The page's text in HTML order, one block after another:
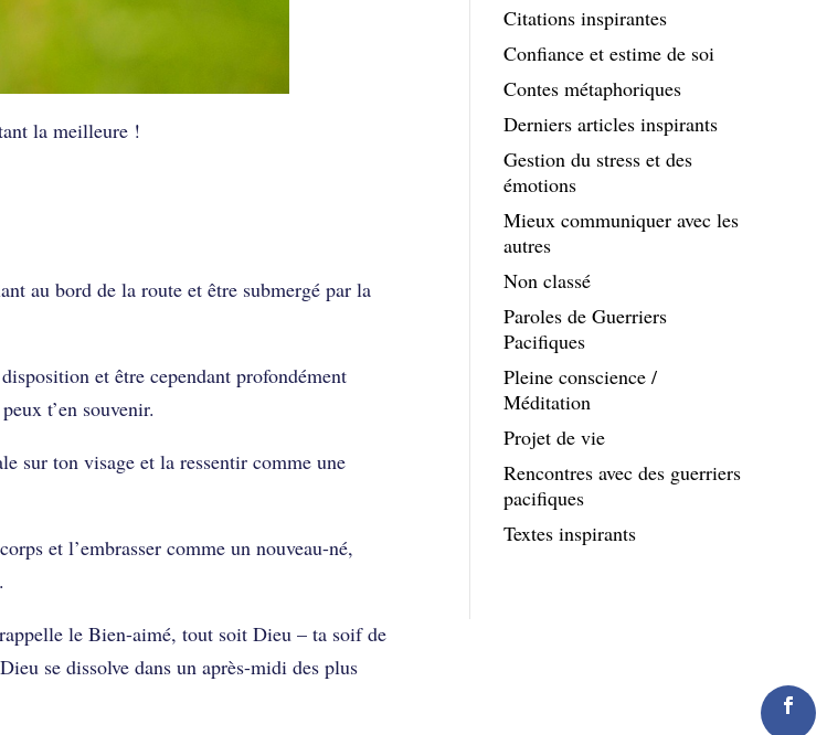
la meilleure !
au bord de la route et être submergé par la
et être cependant profondément
t’en souvenir.
sur ton visage et la ressentir comme une
et l’embrasser comme un nouveau-né,
le Bien-aimé, tout soit Dieu – ta soif de
se dissolve dans un après-midi des plus
Citations inspirantes
Confiance et estime de soi
Contes métaphoriques
Derniers articles inspirants
Gestion du stress et des
émotions
Mieux communiquer avec les
autres
Non classé
Paroles de Guerriers
Pacifiques
Pleine conscience /
Méditation
Projet de vie
Rencontres avec des guerriers
pacifiques
Textes inspirants